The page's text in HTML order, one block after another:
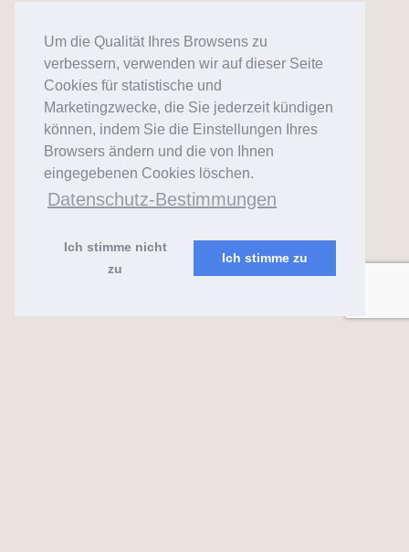
Um die Qualität Ihres Browsens zu
verbessern, verwenden wir auf dieser Seite
Cookies für statistische und
Marketingzwecke, die Sie jederzeit kündigen
können, indem Sie die Einstellungen Ihres
Browsers ändern und die von Ihnen
eingegebenen Cookies löschen.
Datenschutz-Bestimmungen
Ich stimme nicht
zu
Ich stimme zu